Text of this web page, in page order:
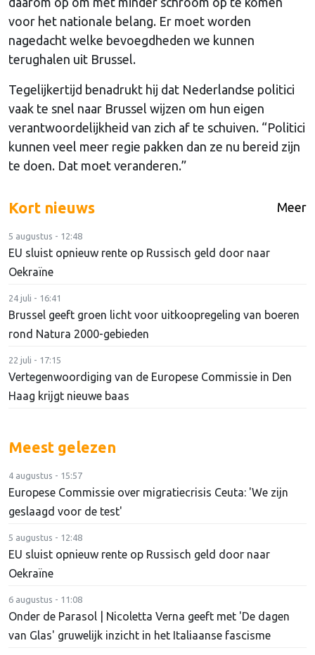
voor het nationale belang. Er moet worden
nagedacht welke bevoegdheden we kunnen
terughalen uit Brussel.
Tegelijkertijd benadrukt hij dat Nederlandse politici
vaak te snel naar Brussel wijzen om hun eigen
verantwoordelijkheid van zich af te schuiven. “Politici
kunnen veel meer regie pakken dan ze nu bereid zijn
te doen. Dat moet veranderen.”
Kort nieuws Meer
5 augustus - 12:48
EU sluist opnieuw rente op Russisch geld door naar
Oekraïne
24 juli - 16:41
Brussel geeft groen licht voor uitkoopregeling van boeren
rond Natura 2000-gebieden
22 juli - 17:15
Vertegenwoordiging van de Europese Commissie in Den
Haag krijgt nieuwe baas
Meest gelezen
4 augustus - 15:57
Europese Commissie over migratiecrisis Ceuta: 'We zijn
geslaagd voor de test'
5 augustus - 12:48
EU sluist opnieuw rente op Russisch geld door naar
Oekraïne
6 augustus - 11:08
Onder de Parasol | Nicoletta Verna geeft met 'De dagen
van Glas' gruwelijk inzicht in het Italiaanse fascisme